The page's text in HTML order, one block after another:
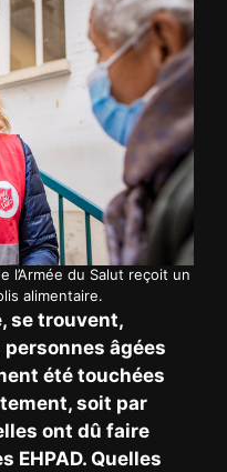
l’Armée du Salut reçoit un
alimentaire.
se trouvent,
personnes âgées
été touchées
soit par
ont dû faire
EHPAD. Quelles